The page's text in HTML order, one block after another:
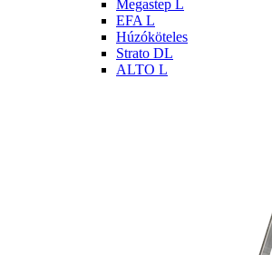
Megastep L
EFA L
Húzóköteles
Strato DL
ALTO L